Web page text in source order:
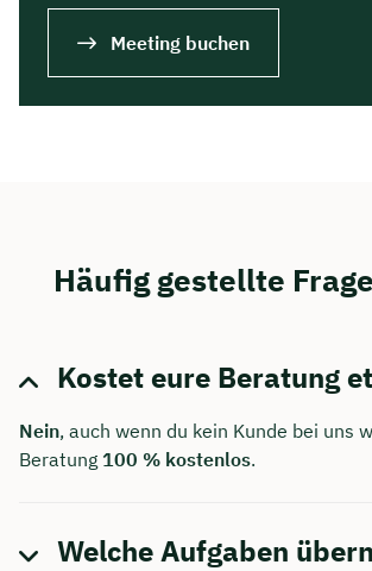
Meeting buchen
Häufig gestellte
Kostet eure Beratung
Nein, auch wenn du kein Kunde bei uns
Beratung 100 % kostenlos.
Welche Aufgaben